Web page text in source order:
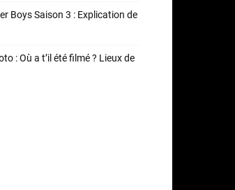
Boys Saison 3 : Explication de
: Où a t’il été filmé ? Lieux de